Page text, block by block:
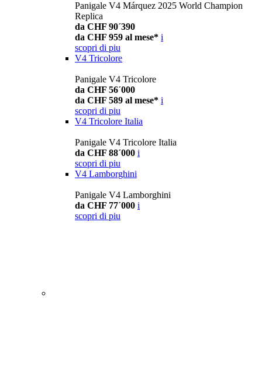
Panigale V4 Márquez 2025 World Champion
Replica
da CHF 90´390
da CHF 959 al mese* i
scopri di piu
V4 Tricolore
Panigale V4 Tricolore
da CHF 56´000
da CHF 589 al mese* i
scopri di piu
V4 Tricolore Italia
Panigale V4 Tricolore Italia
da CHF 88´000 i
scopri di piu
V4 Lamborghini
Panigale V4 Lamborghini
da CHF 77´000 i
scopri di piu